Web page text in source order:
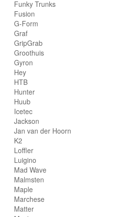
Funky Trunks
Fusion
G-Form
Graf
GripGrab
Groothuis
Gyron
Hey
HTB
Hunter
Huub
Icetec
Jackson
Jan van der Hoorn
K2
Loffler
Luigino
Mad Wave
Malmsten
Maple
Marchese
Matter